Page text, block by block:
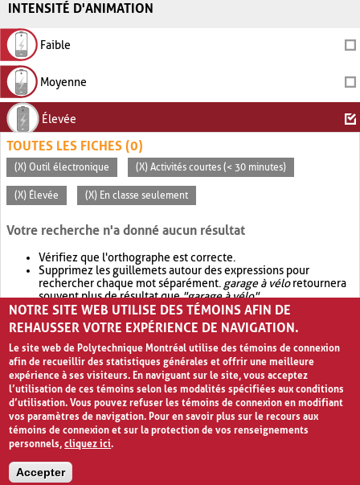
INTENSITÉ D'ANIMATION
Faible
Moyenne
Élevée
TOUTES LES FICHES (0)
(X) Outil électronique (X) Activités courtes (< 30 minutes)
(X) Élevée (X) En classe seulement
Votre recherche n'a donné aucun résultat
Vérifiez que l'orthographe est correcte.
Supprimez les guillemets autour des expressions pour
rechercher chaque mot séparément. garage à véloretournera
souvent plus de résultat que"garage à vélo".
Envisagez d'élargir votre recherche avec OR.garage OR vélo
retournera souvent plus de résultat quegarage à vélo
NOTRE SITE WEB UTILISE DES TÉMOINS AFIN DE
REHAUSSER VOTRE EXPÉRIENCE DE NAVIGATION.
Le site web de Polytechnique Montréal utilise des témoins de connexion
afin de recueillir des statistiques générales et offrir une meilleure
expérience à ses visiteurs. En naviguant sur le site, vous acceptez
l’utilisation de ces témoins selon les modalités spécifiées aux conditions
d’utilisation. Vous pouvez refuser les témoins de connexion en modifiant
vos paramètres de navigation. Pour en savoir plus sur le recours aux
témoins de connexion et sur la protection de vos renseignements
personnels,cliquez ici.
Accepter